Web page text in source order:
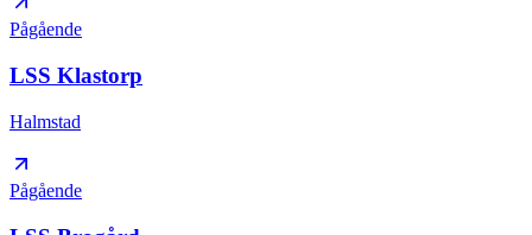
Pågående
LSS Klastorp
Halmstad
Pågående